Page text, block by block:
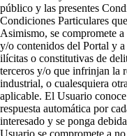
público y las presentes
Condiciones Particulares
Asimismo, se compromete
y/o contenidos del Portal y
ilícitas o constitutivas de
terceros y/o que infrinjan la
industrial, o cualesquiera
aplicable. El Usuario
respuesta automática por
interesado y se ponga
Usuario se compromete a